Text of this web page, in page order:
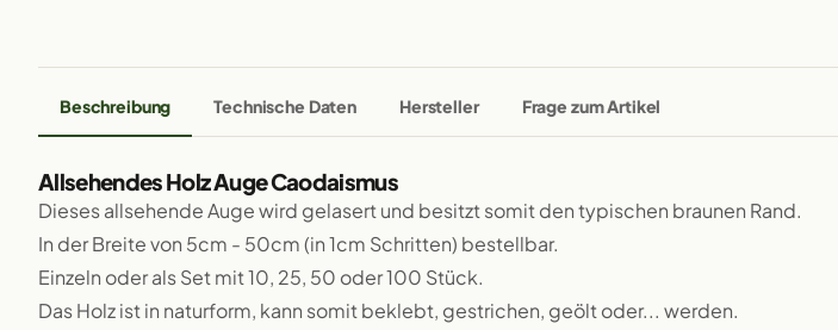
Beschreibung Technische Daten Hersteller Frage zum Artikel
Allsehendes Holz Auge Caodaismus
Dieses allsehende Auge wird gelasert und besitzt somit den typischen braunen Rand.
In der Breite von 5cm - 50cm (in 1cm Schritten) bestellbar.
Einzeln oder als Set mit 10, 25, 50 oder 100 Stück.
Das Holz ist in naturform, kann somit beklebt, gestrichen, geölt oder... werden.